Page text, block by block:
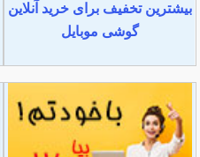
بیشترین تخفیف برای خرید آنلاین
گوشی موبایل